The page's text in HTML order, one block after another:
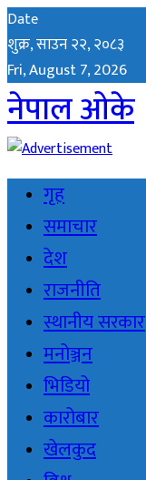
Date
शुक्र, साउन २२, २०८३
Fri, August 7, 2026
नेपाल ओके
गृह
समाचार
देश
राजनीति
स्थानीय सरकार
मनोञ्जन
भिडियो
कारोबार
खेलकुद